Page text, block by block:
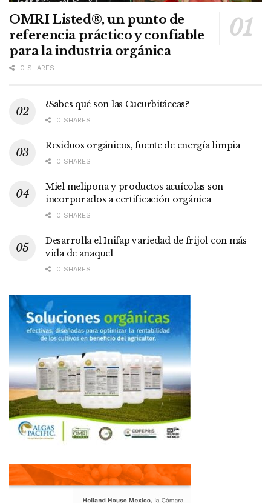
OMRI Listed®, un punto de
referencia práctico y confiable
para la industria orgánica
0 SHARES
¿Sabes qué son las Cucurbitáceas?
0 SHARES
Residuos orgánicos, fuente de energía limpia
0 SHARES
Miel melipona y productos acuícolas son
incorporados a certificación orgánica
0 SHARES
Desarrolla el Inifap variedad de frijol con más
vida de anaquel
0 SHARES